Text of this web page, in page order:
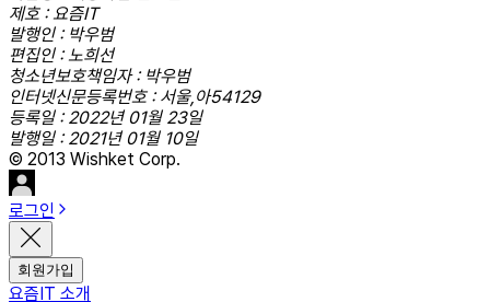
제호 : 요즘IT
발행인 : 박우범
편집인 : 노희선
청소년보호책임자 : 박우범
인터넷신문등록번호 : 서울,아54129
등록일 : 2022년 01월 23일
발행일 : 2021년 01월 10일
© 2013 Wishket Corp.
로그인
회원가입
요즘IT 소개